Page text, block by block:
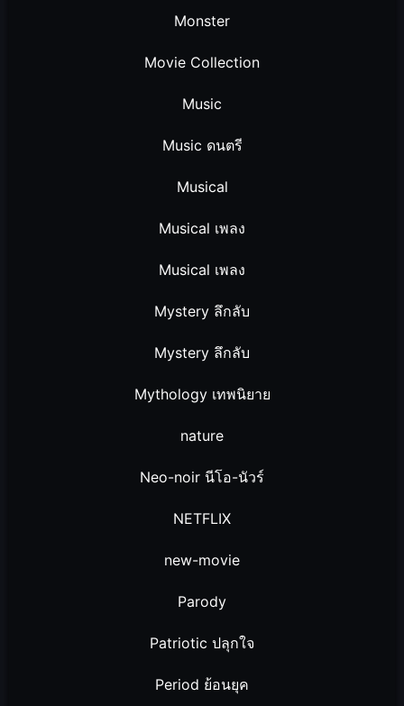
Monster
Movie Collection
Music
Music ดนตรี
Musical
Musical เพลง
Musical เพลง
Mystery ลึกลับ
Mystery ลึกลับ
Mythology เทพนิยาย
nature
Neo-noir นีโอ-นัวร์
NETFLIX
new-movie
Parody
Patriotic ปลุกใจ
Period ย้อนยุค